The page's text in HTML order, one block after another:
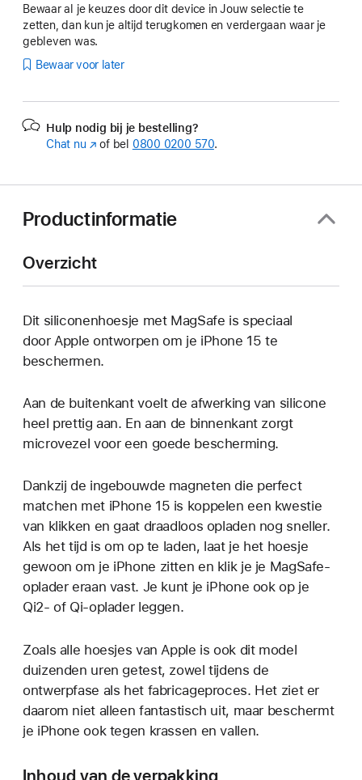
Bewaar al je keuzes door dit device in Jouw selectie te
zetten, dan kun je altijd terugkomen en verdergaan waar je
gebleven was.
Bewaar voor later
Hulp nodig bij je bestelling?
Chat nu (Wordt
of bel 0800 0200 570.
Productinformatie
Overzicht
Dit siliconenhoesje met MagSafe is speciaal
door Apple ontworpen om je iPhone 15 te
beschermen.
Aan de buitenkant voelt de afwerking van silicone
heel prettig aan. En aan de binnenkant zorgt
microvezel voor een goede bescherming.
Dankzij de ingebouwde magneten die perfect
matchen met iPhone 15 is koppelen een kwestie
van klikken en gaat draadloos opladen nog sneller.
Als het tijd is om op te laden, laat je het hoesje
gewoon om je iPhone zitten en klik je je MagSafe-
oplader eraan vast. Je kunt je iPhone ook op je
Qi2- of Qi‑oplader leggen.
Zoals alle hoesjes van Apple is ook dit model
duizenden uren getest, zowel tijdens de
ontwerpfase als het fabricageproces. Het ziet er
daarom niet alleen fantastisch uit, maar beschermt
je iPhone ook tegen krassen en vallen.
Inhoud van de verpakking